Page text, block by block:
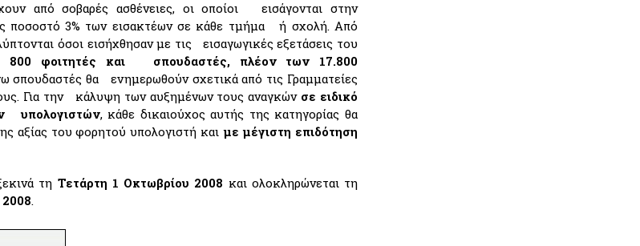
από σοβαρές ασθένειες, οι οποίοι εισάγονται στην
ποσοστό 3% των εισακτέων σε κάθε τμήμα ή σχολή. Από
όσοι εισήχθησαν με τις εισαγωγικές εξετάσεις του
800 φοιτητές και σπουδαστές, πλέον των 17.800
σπουδαστές θα ενημερωθούν σχετικά από τις Γραμματείες
Για την κάλυψη των αυξημένων τους αναγκών σε ειδικό
υπολογιστών, κάθε δικαιούχος αυτής της κατηγορίας θα
αξίας του φορητού υπολογιστή και με μέγιστη επιδότηση
τη Τετάρτη 1 Οκτωβρίου 2008 και ολοκληρώνεται τη
.